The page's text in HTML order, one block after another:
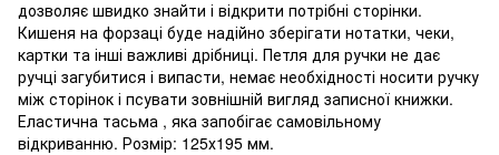
дозволяє швидко знайти і відкрити потрібні сторінки.
Кишеня на форзаці буде надійно зберігати нотатки, чеки,
картки та інші важливі дрібниці. Петля для ручки не дає
ручці загубитися і випасти, немає необхідності носити ручку
між сторінок і псувати зовнішній вигляд записної книжки.
Еластична тасьма , яка запобігає самовільному
відкриванню. Розмір: 125х195 мм.